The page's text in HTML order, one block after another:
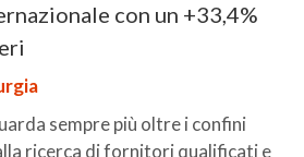
con un +33,4%
sempre più oltre i confini
ricerca di fornitori qualificati e